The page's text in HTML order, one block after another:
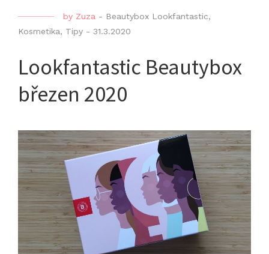
by Zuza - Beautybox Lookfantastic,
Kosmetika, Tipy - 31.3.2020
Lookfantastic Beautybox
březen 2020